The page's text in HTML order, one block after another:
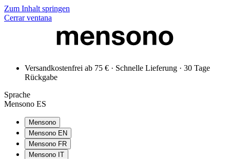
Zum Inhalt springen
Cerrar ventana
Versandkostenfrei ab 75 € · Schnelle Lieferung · 30 Tage
Rückgabe
Sprache
Mensono ES
Mensono
Mensono EN
Mensono FR
Mensono IT